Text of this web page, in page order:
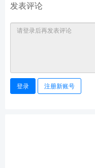
发表评论
登录 注册新账号